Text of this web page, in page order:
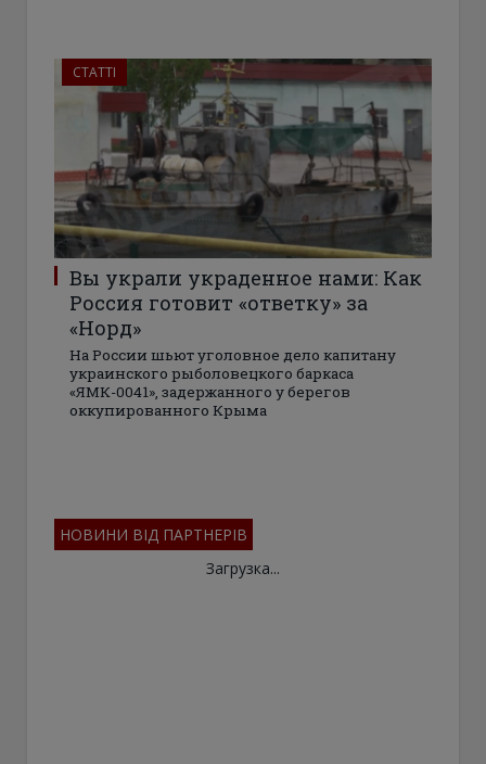
СТАТТІ
Вы украли украденное нами: Как
Россия готовит «ответку» за
«Норд»
На России шьют уголовное дело капитану
украинского рыболовецкого баркаса
«ЯМК-0041», задержанного у берегов
оккупированного Крыма
НОВИНИ ВІД ПАРТНЕРІВ
Загрузка...